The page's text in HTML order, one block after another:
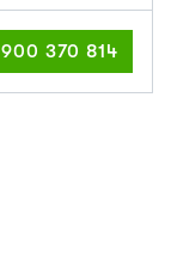
900 370 814